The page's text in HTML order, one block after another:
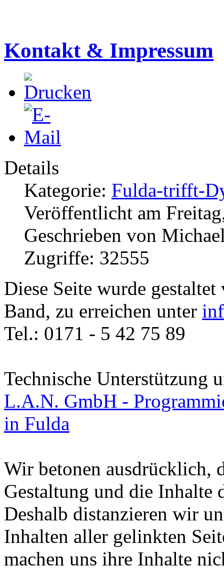
Kontakt & Impressum
Details
Kategorie: Fulda-trifft-
Veröffentlicht am
Geschrieben von
Zugriffe: 32555
Diese Seite wurde
Band, zu erreichen unter
Tel.: 0171 - 5 42 75 89
Technische Unterstützung
L.A.N. GmbH -
in Fulda
Wir betonen ausdrücklich,
Gestaltung und die Inhalte
Deshalb distanzieren wir
Inhalten aller gelinkten
machen uns ihre Inhalte